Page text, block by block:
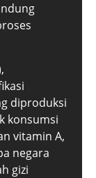
diproduksi
konsumsi
vitamin A,
negara
gizi